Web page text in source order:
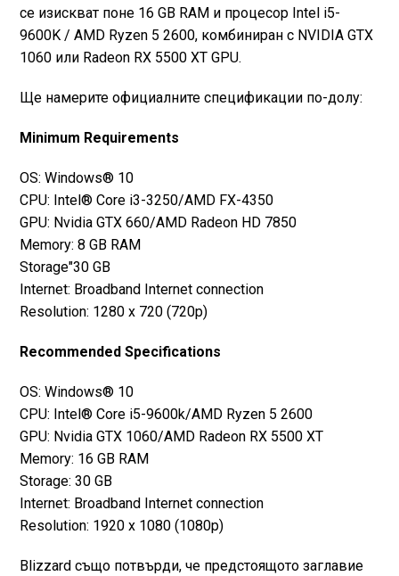
се изискват поне 16 GB RAM и процесор Intel i5-
9600K / AMD Ryzen 5 2600, комбиниран с NVIDIA GTX
1060 или Radeon RX 5500 XT GPU.
Ще намерите официалните спецификации по-долу:
Minimum Requirements
OS: Windows® 10
CPU: Intel® Core i3-3250/AMD FX-4350
GPU: Nvidia GTX 660/AMD Radeon HD 7850
Memory: 8 GB RAM
Storage"30 GB
Internet: Broadband Internet connection
Resolution: 1280 x 720 (720p)
Recommended Specifications
OS: Windows® 10
CPU: Intel® Core i5-9600k/AMD Ryzen 5 2600
GPU: Nvidia GTX 1060/AMD Radeon RX 5500 XT
Memory: 16 GB RAM
Storage: 30 GB
Internet: Broadband Internet connection
Resolution: 1920 x 1080 (1080p)
Blizzard също потвърди, че предстоящото заглавие